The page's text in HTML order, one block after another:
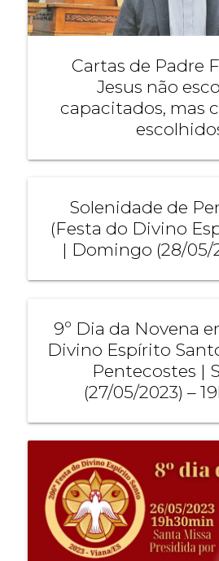
Cartas de Padre
Jesus não
capacitados, mas
Solenidade de
(Festa do Divino
| Domingo (28/05/
9º Dia da Novena
Divino Espírito
Pentecostes |
(27/05/2023) –